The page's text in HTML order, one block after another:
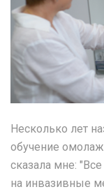
Несколько лет
обучение
сказала мне:
на инвазивные